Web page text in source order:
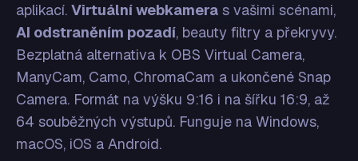
aplikací. Virtuální webkamera s vašimi scénami,
AI odstraněním pozadí, beauty filtry a překryvy.
Bezplatná alternativa k OBS Virtual Camera,
ManyCam, Camo, ChromaCam a ukončené Snap
Camera. Formát na výšku 9:16 i na šířku 16:9, až
64 souběžných výstupů. Funguje na Windows,
macOS, iOS a Android.